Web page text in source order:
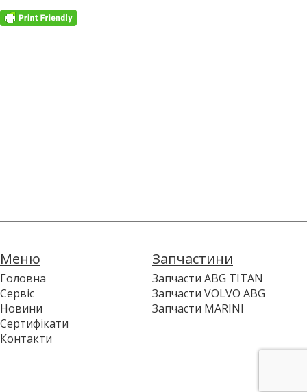
Меню
Головна
Сервіс
Новини
Сертифікати
Контакти
Запчастини
Запчасти ABG TITAN
Запчасти VOLVO ABG
Запчасти MARINI